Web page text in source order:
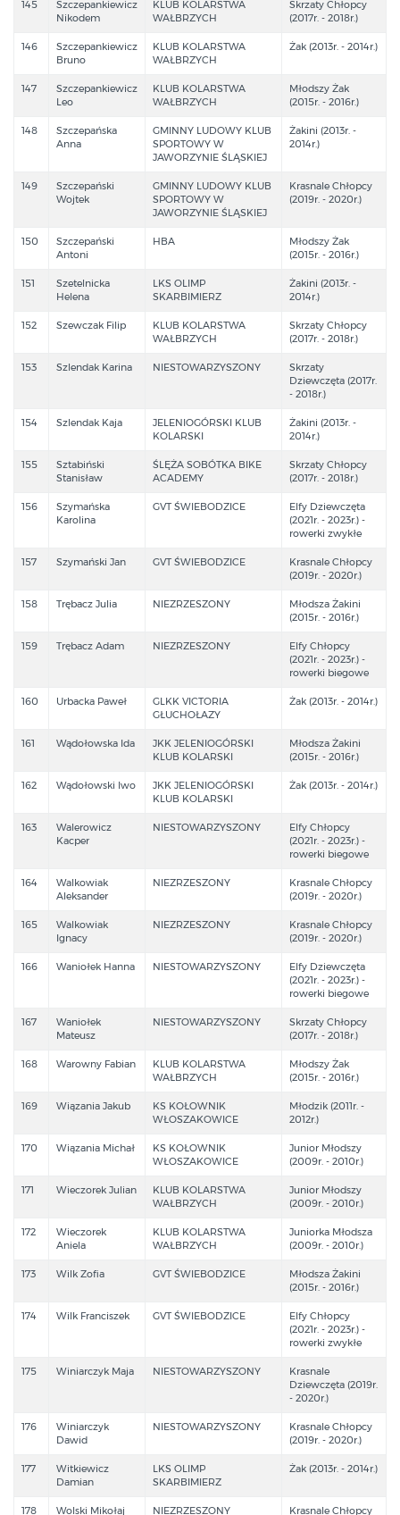
145
Szczepankiewicz
Nikodem
KLUB KOLARSTWA
WAŁBRZYCH
Skrzaty Chłopcy
(2017r. - 2018r.)
146
Szczepankiewicz
Bruno
KLUB KOLARSTWA
WAŁBRZYCH
Żak (2013r. - 2014r.)
147
Szczepankiewicz
Leo
KLUB KOLARSTWA
WAŁBRZYCH
Młodszy Żak
(2015r. - 2016r.)
148
Szczepańska
Anna
GMINNY LUDOWY KLUB
SPORTOWY W
JAWORZYNIE ŚLĄSKIEJ
Żakini (2013r. -
2014r.)
149
Szczepański
Wojtek
GMINNY LUDOWY KLUB
SPORTOWY W
JAWORZYNIE ŚLĄSKIEJ
Krasnale Chłopcy
(2019r. - 2020r.)
150
Szczepański
Antoni
HBA
Młodszy Żak
(2015r. - 2016r.)
151
Szetelnicka
Helena
LKS OLIMP
SKARBIMIERZ
Żakini (2013r. -
2014r.)
152 Szewczak Filip
KLUB KOLARSTWA
WAŁBRZYCH
Skrzaty Chłopcy
(2017r. - 2018r.)
153 Szlendak Karina NIESTOWARZYSZONY
Skrzaty
Dziewczęta (2017r.
- 2018r.)
154 Szlendak Kaja
JELENIOGÓRSKI KLUB
KOLARSKI
Żakini (2013r. -
2014r.)
155
Sztabiński
Stanisław
ŚLĘŻA SOBÓTKA BIKE
ACADEMY
Skrzaty Chłopcy
(2017r. - 2018r.)
156
Szymańska
Karolina
GVT ŚWIEBODZICE
Elfy Dziewczęta
(2021r. - 2023r.) -
rowerki zwykłe
157 Szymański Jan GVT ŚWIEBODZICE
Krasnale Chłopcy
(2019r. - 2020r.)
158 Trębacz Julia NIEZRZESZONY
Młodsza Żakini
(2015r. - 2016r.)
159 Trębacz Adam NIEZRZESZONY
Elfy Chłopcy
(2021r. - 2023r.) -
rowerki biegowe
160 Urbacka Paweł
GLKK VICTORIA
GŁUCHOŁAZY
Żak (2013r. - 2014r.)
161 Wądołowska Ida
JKK JELENIOGÓRSKI
KLUB KOLARSKI
Młodsza Żakini
(2015r. - 2016r.)
162 Wądołowski Iwo
JKK JELENIOGÓRSKI
KLUB KOLARSKI
Żak (2013r. - 2014r.)
163
Walerowicz
Kacper
NIESTOWARZYSZONY
Elfy Chłopcy
(2021r. - 2023r.) -
rowerki biegowe
164
Walkowiak
Aleksander
NIEZRZESZONY
Krasnale Chłopcy
(2019r. - 2020r.)
165
Walkowiak
Ignacy
NIEZRZESZONY
Krasnale Chłopcy
(2019r. - 2020r.)
166 Waniołek Hanna NIESTOWARZYSZONY
Elfy Dziewczęta
(2021r. - 2023r.) -
rowerki biegowe
167
Waniołek
Mateusz
NIESTOWARZYSZONY
Skrzaty Chłopcy
(2017r. - 2018r.)
168 Warowny Fabian
KLUB KOLARSTWA
WAŁBRZYCH
Młodszy Żak
(2015r. - 2016r.)
169 Wiązania Jakub
KS KOŁOWNIK
WŁOSZAKOWICE
Młodzik (2011r. -
2012r.)
170 Wiązania Michał
KS KOŁOWNIK
WŁOSZAKOWICE
Junior Młodszy
(2009r. - 2010r.)
171 Wieczorek Julian
KLUB KOLARSTWA
WAŁBRZYCH
Junior Młodszy
(2009r. - 2010r.)
172
Wieczorek
Aniela
KLUB KOLARSTWA
WAŁBRZYCH
Juniorka Młodsza
(2009r. - 2010r.)
173 Wilk Zofia GVT ŚWIEBODZICE
Młodsza Żakini
(2015r. - 2016r.)
174 Wilk Franciszek GVT ŚWIEBODZICE
Elfy Chłopcy
(2021r. - 2023r.) -
rowerki zwykłe
175 Winiarczyk Maja NIESTOWARZYSZONY
Krasnale
Dziewczęta (2019r.
- 2020r.)
176
Winiarczyk
Dawid
NIESTOWARZYSZONY
Krasnale Chłopcy
(2019r. - 2020r.)
177
Witkiewicz
Damian
LKS OLIMP
SKARBIMIERZ
Żak (2013r. - 2014r.)
178 Wolski Mikołaj NIEZRZESZONY Krasnale Chłopcy